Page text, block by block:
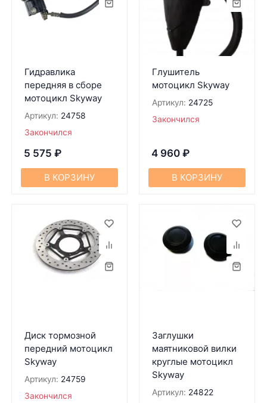
Гидравлика
передняя в сборе
мотоцикл Skyway
Артикул: 24758
Закончился
5 575 ₽
В КОРЗИНУ
Глушитель
мотоцикл Skyway
Артикул: 24725
Закончился
4 960 ₽
В КОРЗИНУ
Диск тормозной
передний мотоцикл
Skyway
Артикул: 24759
Закончился
Заглушки
маятниковой вилки
круглые мотоцикл
Skyway
Артикул: 24822